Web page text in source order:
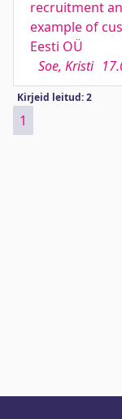
recruitment
example of
Eesti OÜ
Soe, Kristi
Kirjeid leitud: 2
1